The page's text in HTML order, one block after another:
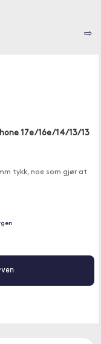
⇨
17e/16e/14/13/13
tykk, noe som gjør at